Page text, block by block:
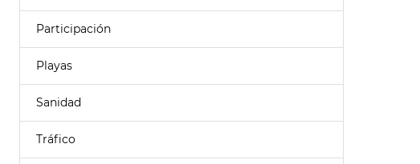
Participación
Playas
Sanidad
Tráfico